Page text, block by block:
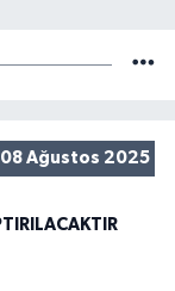
08 Ağustos 2025